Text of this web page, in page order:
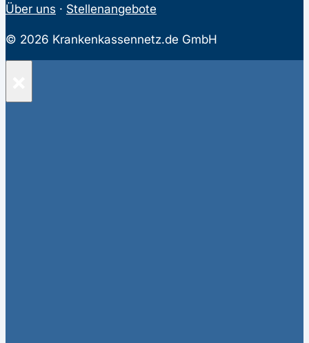
Über uns · Stellenangebote
© 2026 Krankenkassennetz.de GmbH